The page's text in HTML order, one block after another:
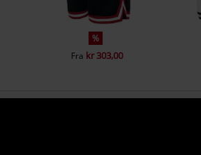
%
Fra kr 303,00